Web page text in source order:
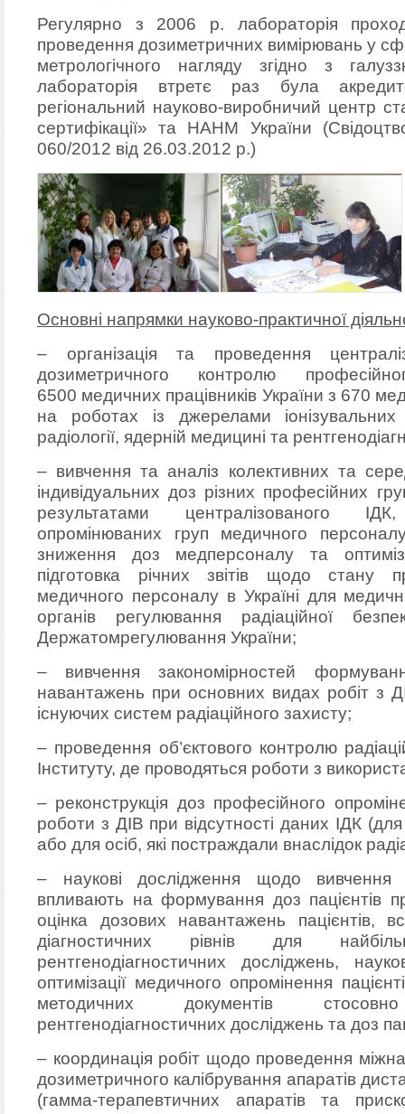
Регулярно з 2006 р. лабораторія
проведення дозиметричних вимірювань у
метрологічного нагляду згідно з
лабораторія втретє раз була
регіональний науково-виробничий центр
сертифікації» та НАНМ України
060/2012 від 26.03.2012 р.)
Основні напрямки науково-практичної
– організація та проведення
дозиметричного контролю
6500 медичних працівників України з 670
на роботах із джерелами
радіології, ядерній медицині та
– вивчення та аналіз колективних та
індивідуальних доз різних професійних
результатами централізованого
опромінюваних груп медичного
зниження доз медперсоналу та
підготовка річних звітів щодо стану
медичного персоналу в Україні для
органів регулювання радіаційної
Держатомрегулювання України;
– вивчення закономірностей
навантажень при основних видах робіт з
існуючих систем радіаційного захисту;
– проведення об’єктового контролю
Інституту, де проводяться роботи з
– реконструкція доз професійного
роботи з ДІВ при відсутності даних ІДК
або для осіб, які постраждали внаслідок
– наукові дослідження щодо вивчення
впливають на формування доз пацієнтів
оцінка дозових навантажень пацієнтів,
діагностичних рівнів для
рентгенодіагностичних досліджень,
оптимізації медичного опромінення
методичних документів
рентгенодіагностичних досліджень та доз
– координація робіт щодо проведення
дозиметричного калібрування апаратів
(гамма-терапевтичних апаратів та